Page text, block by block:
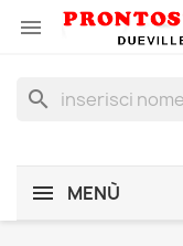

search
MENÙ